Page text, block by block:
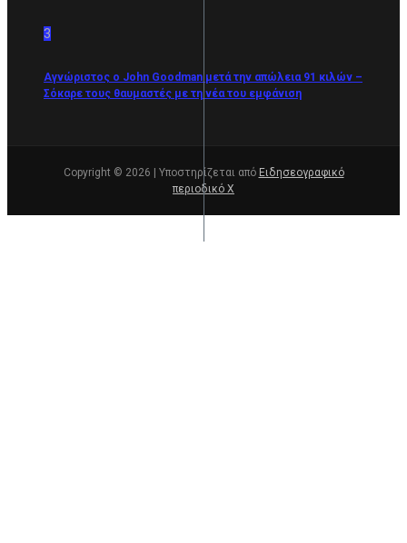
3
Αγνώριστος ο John Goodman μετά την απώλεια 91 κιλών –
Σόκαρε τους θαυμαστές με τη νέα του εμφάνιση
Copyright © 2026 | Υποστηρίζεται από Ειδησεογραφικό
περιοδικό Χ